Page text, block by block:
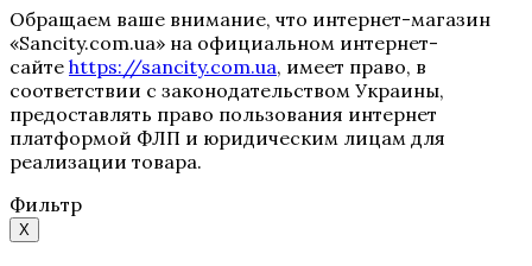
Обращаем ваше внимание, что интернет-магазин
«Sancity.com.ua» на официальном интернет-
сайте https://sancity.com.ua, имеет право, в
соответствии с законодательством Украины,
предоставлять право пользования интернет
платформой ФЛП и юридическим лицам для
реализации товара.
Фильтр
X